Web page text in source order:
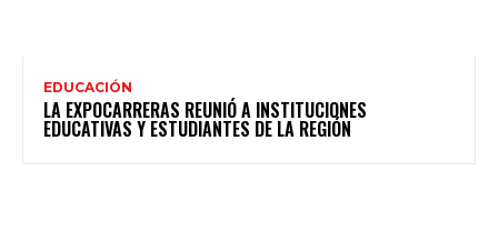
EDUCACIÓN
LA EXPOCARRERAS REUNIÓ A INSTITUCIONES
EDUCATIVAS Y ESTUDIANTES DE LA REGIÓN